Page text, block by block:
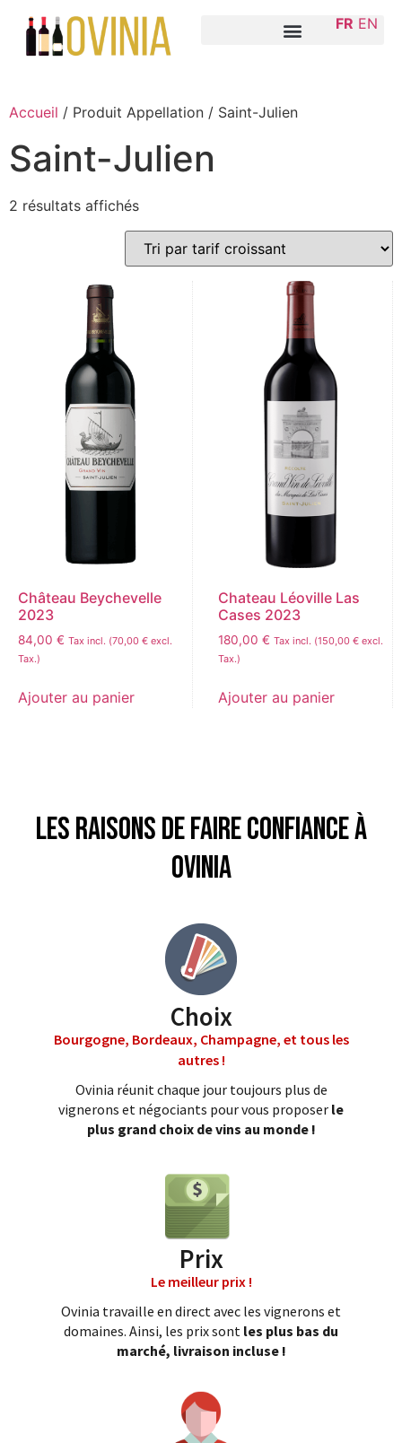
FR EN
Accueil / Produit Appellation / Saint-Julien
Saint-Julien
2 résultats affichés
Château Beychevelle
2023
84,00 € Tax incl. (70,00 € excl.
Tax.)
Ajouter au panier
Chateau Léoville Las
Cases 2023
180,00 € Tax incl. (150,00 €excl.
Tax.)
Ajouter au panier
Les raisons de faire confiance à
Ovinia
Choix
Bourgogne, Bordeaux, Champagne, et tous les
autres !
Ovinia réunit chaque jour toujours plus de
vignerons et négociants pour vous proposer le
plus grand choix de vins au monde !
Prix
Le meilleur prix !
Ovinia travaille en direct avec les vignerons et
domaines. Ainsi, les prix sont les plus bas du
marché, livraison incluse !